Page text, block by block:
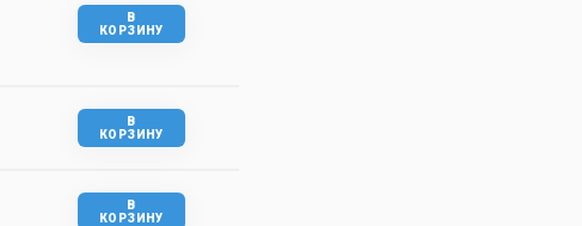
В
КОРЗИНУ
В
КОРЗИНУ
В
КОРЗИНУ